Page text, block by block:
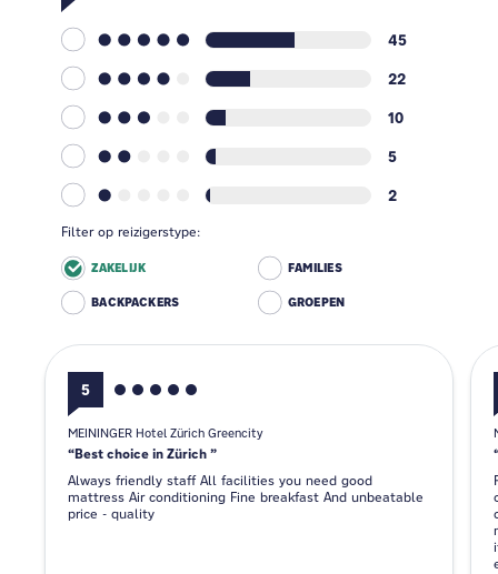
45
22
10
5
2
Filter op reizigerstype:
ZAKELIJK FAMILIES
BACKPACKERS GROEPEN
5
MEININGER Hotel Zürich Greencity
Best choice in Zürich
Always friendly staff All facilities you need good
mattress Air conditioning Fine breakfast And unbeatable
price - quality